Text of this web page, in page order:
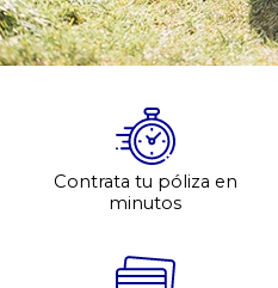
Contrata tu póliza en
minutos